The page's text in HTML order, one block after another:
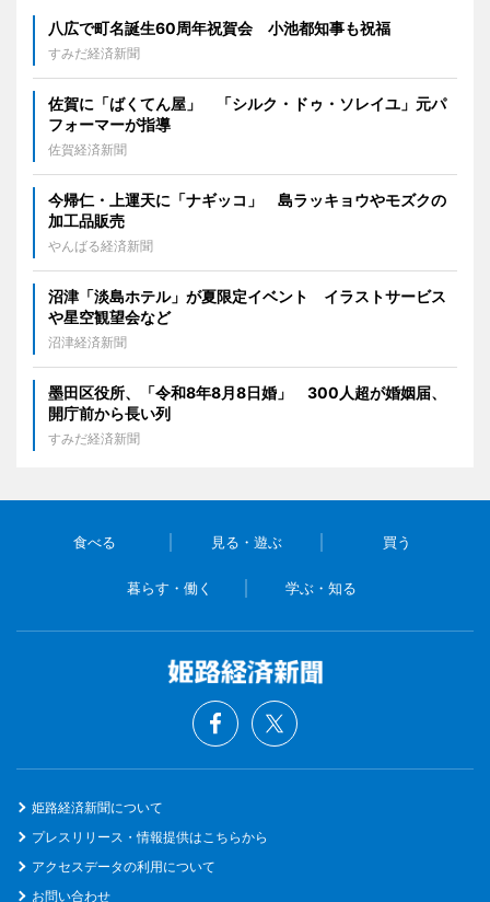
八広で町名誕生60周年祝賀会 小池都知事も祝福
すみだ経済新聞
佐賀に「ばくてん屋」 「シルク・ドゥ・ソレイユ」元パ
フォーマーが指導
佐賀経済新聞
今帰仁・上運天に「ナギッコ」 島ラッキョウやモズクの
加工品販売
やんばる経済新聞
沼津「淡島ホテル」が夏限定イベント イラストサービス
や星空観望会など
沼津経済新聞
墨田区役所、「令和8年8月8日婚」 300人超が婚姻届、
開庁前から長い列
すみだ経済新聞
食べる 見る・遊ぶ 買う
暮らす・働く 学ぶ・知る
姫路経済新聞について
プレスリリース・情報提供はこちらから
アクセスデータの利用について
お問い合わせ